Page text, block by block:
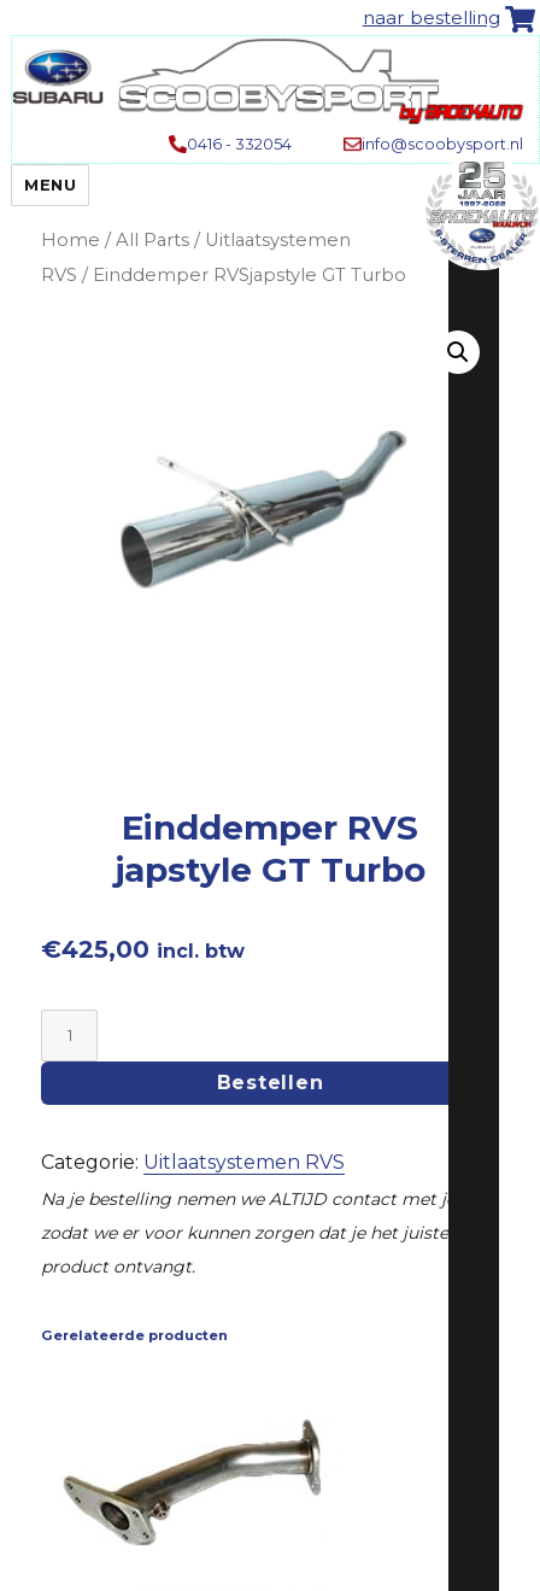
naar bestelling
0416 - 332054 info@scoobysport.nl
MENU
Home /All Parts / Uitlaatsystemen
RVS / Einddemper RVSjapstyle GT Turbo
Einddemper RVS
japstyle GT Turbo
€425,00 incl. btw
Einddemper
RVSjapstyle
GT
Bestellen
Categorie: Uitlaatsystemen RVS
Na je bestelling nemen we ALTIJD contact met je op,
zodat we er voor kunnen zorgen dat je het juiste
product ontvangt.
Gerelateerde producten